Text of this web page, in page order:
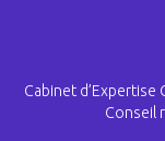
Cabinet d’Expertise
Conseil